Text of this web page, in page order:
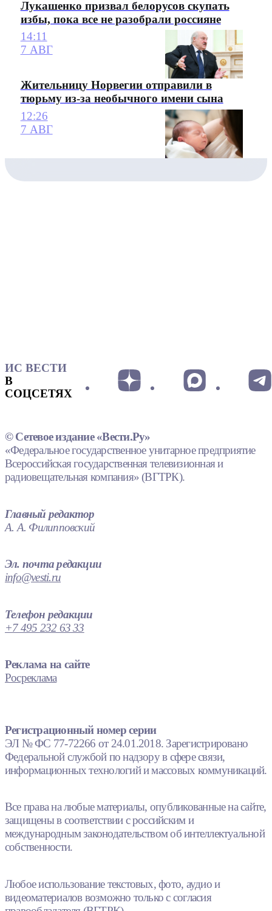
Лукашенко призвал белорусов скупать
избы, пока все не разобрали россияне
14:11
7 АВГ
Жительницу Норвегии отправили в
тюрьму из-за необычного имени сына
12:26
7 АВГ
ИС ВЕСТИ
В
СОЦСЕТЯХ
© Сетевое издание «Вести.Ру»
«Федеральное государственное унитарное предприятие
Всероссийская государственная телевизионная и
радиовещательная компания» (ВГТРК).
Главный редактор
А. А. Филипповский
Эл. почта редакции
info@vesti.ru
Телефон редакции
+7 495 232 63 33
Реклама на сайте
Росреклама
Регистрационный номер серии
ЭЛ № ФС 77-72266 от 24.01.2018. Зарегистрировано
Федеральной службой по надзору в сфере связи,
информационных технологий и массовых коммуникаций.
Все права на любые материалы, опубликованные на сайте,
защищены в соответствии с российским и
международным законодательством об интеллектуальной
собственности.
Любое использование текстовых, фото, аудио и
видеоматериалов возможно только с согласия